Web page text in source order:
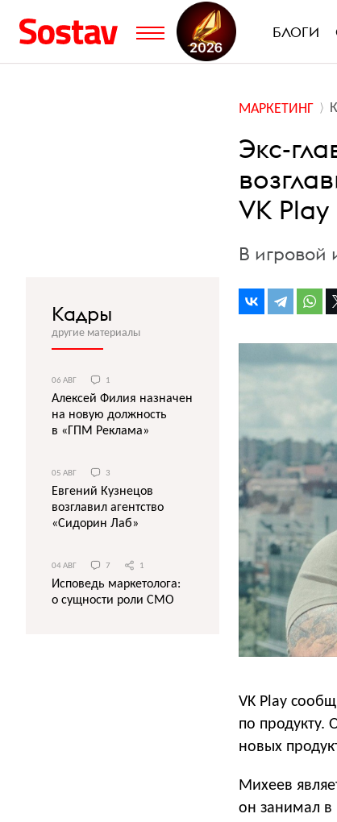
БЛОГИ
МАРКЕТИНГ
Экс-
VK Play
В игровой
VK Play
по продукту.
новых
Михеев
он занимал в
Кадры
другие материалы
06 АВГ 1
Алексей Филия назначен
на новую должность
в «ГПМ Реклама»
05 АВГ 3
Евгений Кузнецов
возглавил агентство
«Сидорин Лаб»
04 АВГ 7 1
Исповедь маркетолога:
о сущности роли СМО